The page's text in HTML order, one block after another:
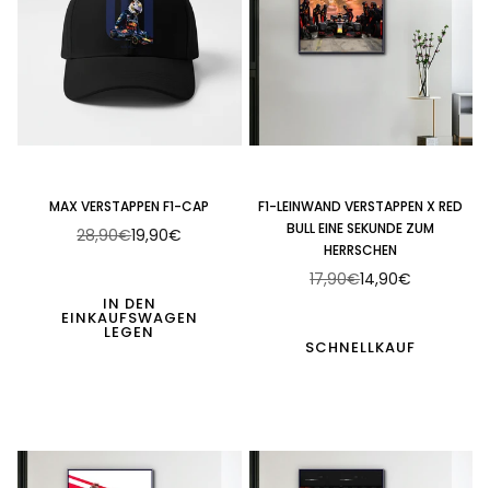
MAX VERSTAPPEN F1-CAP
Normaler
28,90€19,90€
IN DEN
EINKAUFSWAGEN
LEGEN
F1-LEINWAND VERSTAPPEN X RED
BULL EINE SEKUNDE ZUM
HERRSCHEN
Normaler
17,90€14,90€
SCHNELLKAUF